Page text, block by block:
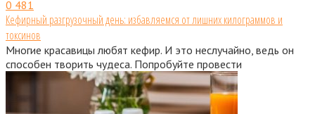
0 481
Кефирный разгрузочный день: избавляемся от лишних килограммов и
токсинов
Многие красавицы любят кефир. И это неслучайно, ведь он
способен творить чудеса. Попробуйте провести